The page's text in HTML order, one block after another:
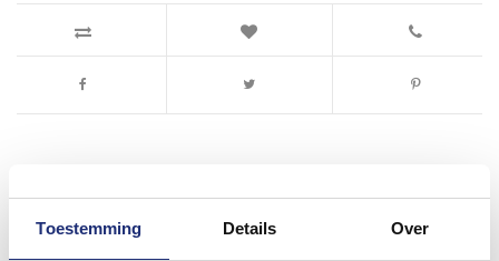
Toestemming Details Over
#mijndroombadkamer